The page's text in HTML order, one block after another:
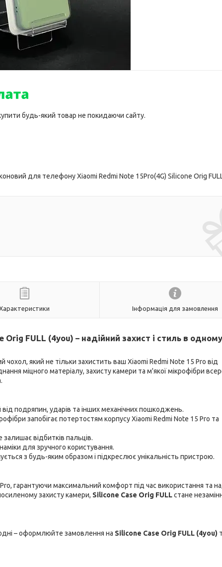
будь-який товар не покидаючи сайту.
для телефону Xiaomi Redmi Note 15Pro(4G) Silicone Orig
Інформація для замовлення
FULL (4you) – надійний захист і стиль в одному
чохол, який не тільки захистить ваш Xiaomi Redmi Note 15 Pro від
міцного матеріалу, захисту камери та м'якої мікрофібри
від подряпин, ударів та інших механічних пошкоджень.
запобігає потертостям корпусу Xiaomi Redmi Note 15 Pro та
відбитків пальців.
для зручного користування.
з будь-яким образом і підкреслює унікальність пристрою.
гарантуючи максимальний комфорт під час використання та
захисту камери, Silicone Case Orig FULLстане
– оформлюйте замовлення на Silicone Case Orig FULL (4you)